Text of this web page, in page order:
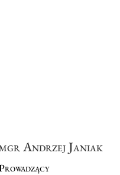
Andrzej Janiak